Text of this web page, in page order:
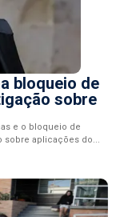
bloqueio de
sobre
e o bloqueio de
sobre aplicações do...